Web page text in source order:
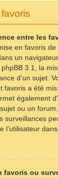
entre les
en favoris de
un
3.1, la
d’un sujet.
favoris a été
également
ou un
surveillances
l’utilisateur
favoris ou